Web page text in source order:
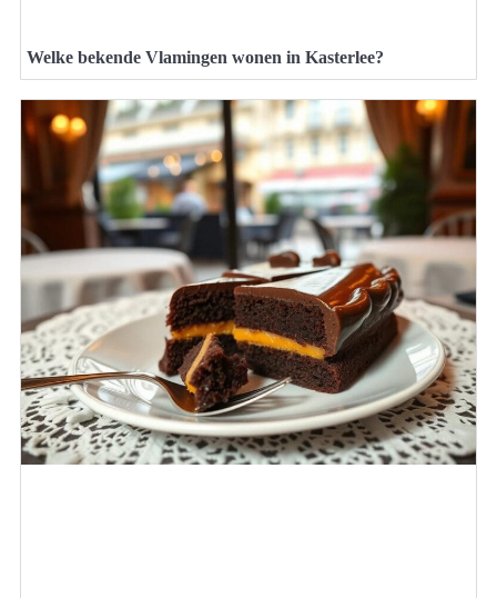
Welke bekende Vlamingen wonen in Kasterlee?